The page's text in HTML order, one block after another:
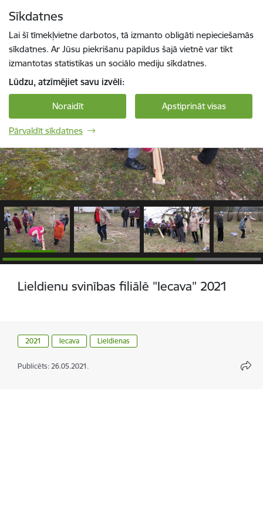
Sīkdatnes
Lai šī tīmekļvietne darbotos, tā izmanto obligāti nepieciešamās
sīkdatnes. Ar Jūsu piekrišanu papildus šajā vietnē var tikt
izmantotas statistikas un sociālo mediju sīkdatnes.
Lūdzu, atzīmējiet savu izvēli:
Noraidīt Apstiprināt visas
Pārvaldīt sīkdatnes
1 / 5
Lieldienu svinības filiālē "Iecava" 2021
2021 Iecava Lieldienas
Publicēts: 26.05.2021.